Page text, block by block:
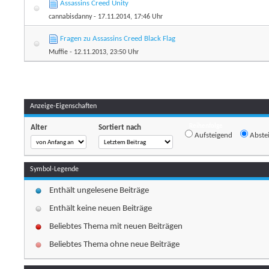
Assassins Creed Unity
cannabisdanny- 17.11.2014, 17:46 Uhr
Fragen zu Assassins Creed Black Flag
Muffie - 12.11.2013, 23:50 Uhr
Anzeige-Eigenschaften
Alter Sortiert nach
Aufsteigend
Symbol-Legende
Enthält ungelesene Beiträge
Enthält keine neuen Beiträge
Beliebtes Thema mit neuen Beiträgen
Beliebtes Thema ohne neue Beiträge